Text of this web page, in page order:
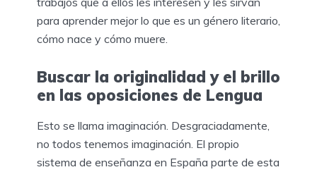
para aprender mejor lo que es un género literario,
cómo nace y cómo muere.
Buscar la originalidad y el brillo
en las oposiciones de Lengua
Esto se llama imaginación. Desgraciadamente,
no todos tenemos imaginación. El propio
sistema de enseñanza en España parte de esta